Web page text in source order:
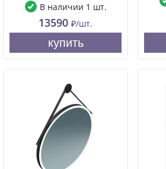
В наличии 1 шт.
13590 ₽/шт.
купить